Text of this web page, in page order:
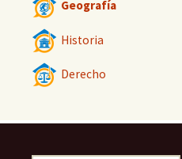
Geografía
Historia
Derecho